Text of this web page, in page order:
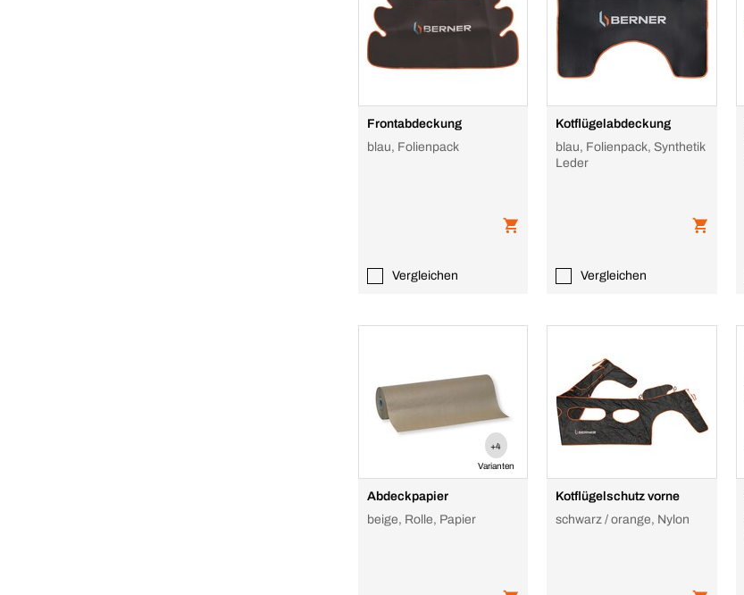
Frontabdeckung
blau, Folienpack
Vergleichen
Kotflügelabdeckung
blau, Folienpack, Synthetik
Leder
Vergleichen
+4
Varianten
Abdeckpapier
beige, Rolle, Papier
Kotflügelschutz vorne
schwarz / orange, Nylon